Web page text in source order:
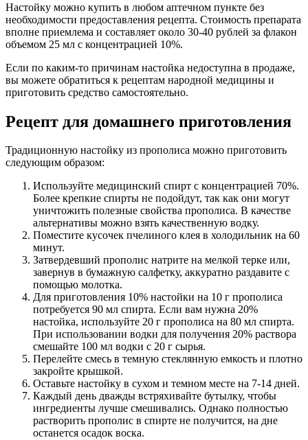
Настойку можно купить в любом аптечном пункте без
необходимости предоставления рецепта. Стоимость препарата
вполне приемлема и составляет около 30-40 рублей за флакон
объемом 25 мл с концентрацией 10%.
Если по каким-то причинам настойка недоступна в продаже,
вы можете обратиться к рецептам народной медицины и
приготовить средство самостоятельно.
Рецепт для домашнего приготовления
Традиционную настойку из прополиса можно приготовить
следующим образом:
Используйте медицинский спирт с концентрацией 70%.
Более крепкие спирты не подойдут, так как они могут
уничтожить полезные свойства прополиса. В качестве
альтернативы можно взять качественную водку.
Поместите кусочек пчелиного клея в холодильник на 60
минут.
Затвердевший прополис натрите на мелкой терке или,
завернув в бумажную салфетку, аккуратно раздавите с
помощью молотка.
Для приготовления 10% настойки на 10 г прополиса
потребуется 90 мл спирта. Если вам нужна 20%
настойка, используйте 20 г прополиса на 80 мл спирта.
При использовании водки для получения 20% раствора
смешайте 100 мл водки с 20 г сырья.
Перелейте смесь в темную стеклянную емкость и плотно
закройте крышкой.
Оставьте настойку в сухом и темном месте на 7-14 дней.
Каждый день дважды встряхивайте бутылку, чтобы
ингредиенты лучше смешивались. Однако полностью
растворить прополис в спирте не получится, на дне
останется осадок воска.